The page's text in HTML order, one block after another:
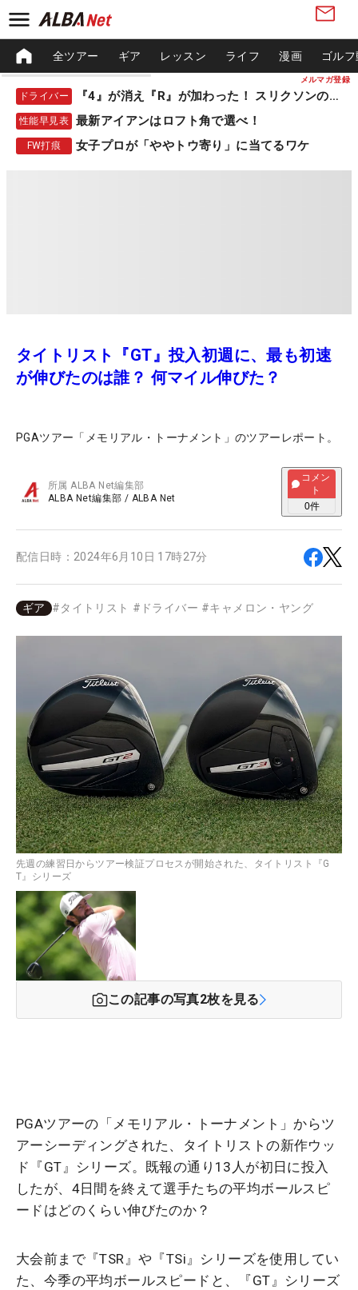
メルマガ登録
全ツアー ギア レッスン ライフ 漫画 ゴル
ドライバー 『4』が消え『R』が加わった！ スリクソンの新作
性能早見表 最新アイアンはロフト角で選べ！
FW打痕 女子プロが「ややトウ寄り」に当てるワケ
タイトリスト『GT』投入初週に、最も初速
が伸びたのは誰？ 何マイル伸びた？
PGAツアー「メモリアル・トーナメント」のツアーレポート。
所属ALBA Net編集部
ALBA Net編集部 / ALBA Net
コメン
ト
0件
配信日時： 2024年6月10日 17時27分
ギア #タイトリスト # ドライバー #キャメロン・ヤング
先週の練習日からツアー検証プロセスが開始された、タイトリスト『G
T』シリーズ
この記事の写真2枚を見る
PGAツアーの「メモリアル・トーナメント」からツ
アーシーディングされた、タイトリストの新作ウッ
ド『GT』シリーズ。既報の通り13人が初日に投入
したが、4日間を終えて選手たちの平均ボールスピ
ードはどのくらい伸びたのか？
大会前まで『TSR』や『TSi』シリーズを使用してい
た、今季の平均ボールスピードと、『GT』シリーズ